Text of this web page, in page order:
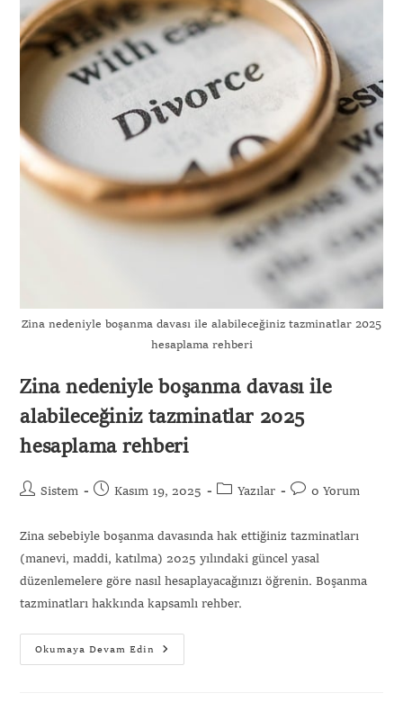
Zina nedeniyle boşanma davası ile alabileceğiniz tazminatlar 2025
hesaplama rehberi
Zina nedeniyle boşanma davası ile
alabileceğiniz tazminatlar 2025
hesaplama rehberi
Sistem Kasım 19, 2025 Yazılar 0 Yorum
Zina sebebiyle boşanma davasında hak ettiğiniz tazminatları
(manevi, maddi, katılma) 2025 yılındaki güncel yasal
düzenlemelere göre nasıl hesaplayacağınızı öğrenin. Boşanma
tazminatları hakkında kapsamlı rehber.
Okumaya Devam Edin